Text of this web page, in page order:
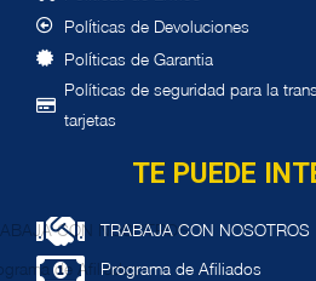
Políticas de Devoluciones
Políticas de Garantia
Políticas de seguridad para la
tarjetas
TE PUEDE
TRABAJA CON NOSOTROS
Programa de Afiliados